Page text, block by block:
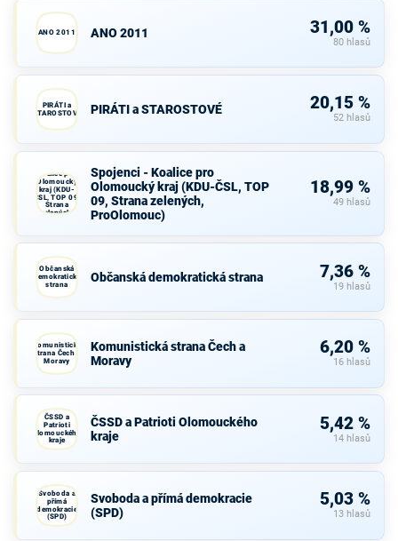
ANO 2011 ANO 2011 31,00 %
80 hlasů
PIRÁTI a
STAROSTOVÉ
PIRÁTI a STAROSTOVÉ 20,15 %
52 hlasů
Koalice pro
Olomoucký
kraj (KDU-
ČSL, TOP 09,
Strana
zelených,
Spojenci - Koalice pro
Olomoucký kraj (KDU-ČSL, TOP
09, Strana zelených,
ProOlomouc)
18,99 %
49 hlasů
Občanská
demokratická
strana
Občanská demokratická strana 7,36 %
19 hlasů
Komunistická
strana Čech a
Moravy
Komunistická strana Čech a
Moravy
6,20 %
16 hlasů
ČSSD a
Patrioti
Olomouckého
kraje
ČSSD a Patrioti Olomouckého
kraje
5,42 %
14 hlasů
Svoboda a
přímá
demokracie
(SPD)
Svoboda a přímá demokracie
(SPD)
5,03 %
13 hlasů